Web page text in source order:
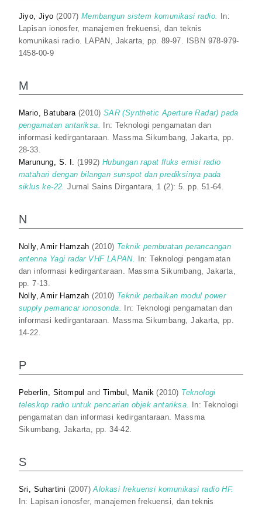
Jiyo, Jiyo (2007) Membangun sistem komunikasi radio.
In:
Lapisan ionosfer, manajemen frekuensi, dan teknis
komunikasi radio. LAPAN, Jakarta, pp. 89-97. ISBN 978-979-
1458-00-9
M
Mario, Batubara (2010) SAR (Synthetic Aperture Radar) pada
pengamatan antariksa.
In: Teknologi pengamatan dan
informasi kedirgantaraan. Massma Sikumbang, Jakarta, pp.
28-33.
Marunung, S. I.
(1992) Hubungan rapat fluks emisi radio
matahari dengan bilangan sunspot dan prediksinya pada
siklus ke-22. Jurnal Sains Dirgantara, 1 (2): 5. pp. 51-64.
N
Nolly, Amir Hamzah (2010) Teknik pembuatan perancangan
antenna Yagi radar VHF LAPAN.
In: Teknologi pengamatan
dan informasi kedirgantaraan. Massma Sikumbang, Jakarta,
pp. 7-13.
Nolly, Amir Hamzah (2010) Teknik perbaikan modul power
supply pemancar ionosonda.
In: Teknologi pengamatan dan
informasi kedirgantaraan. Massma Sikumbang, Jakarta, pp.
14-22.
P
Peberlin, Sitompul and Timbul, Manik (2010) Teknologi
teleskop radio untuk pencarian objek antariksa.
In: Teknologi
pengamatan dan informasi kedirgantaraan. Massma
Sikumbang, Jakarta, pp. 34-42.
S
Sri, Suhartini (2007)Alokasi frekuensi komunikasi radio HF.
In: Lapisan ionosfer, manajemen frekuensi, dan teknis